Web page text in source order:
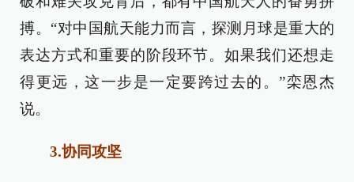
搏。“对中国航天能力而言，探测月球是重大的
表达方式和重要的阶段环节。如果我们还想走
得更远，这一步是一定要跨过去的。”栾恩杰
说。
3.协同攻坚